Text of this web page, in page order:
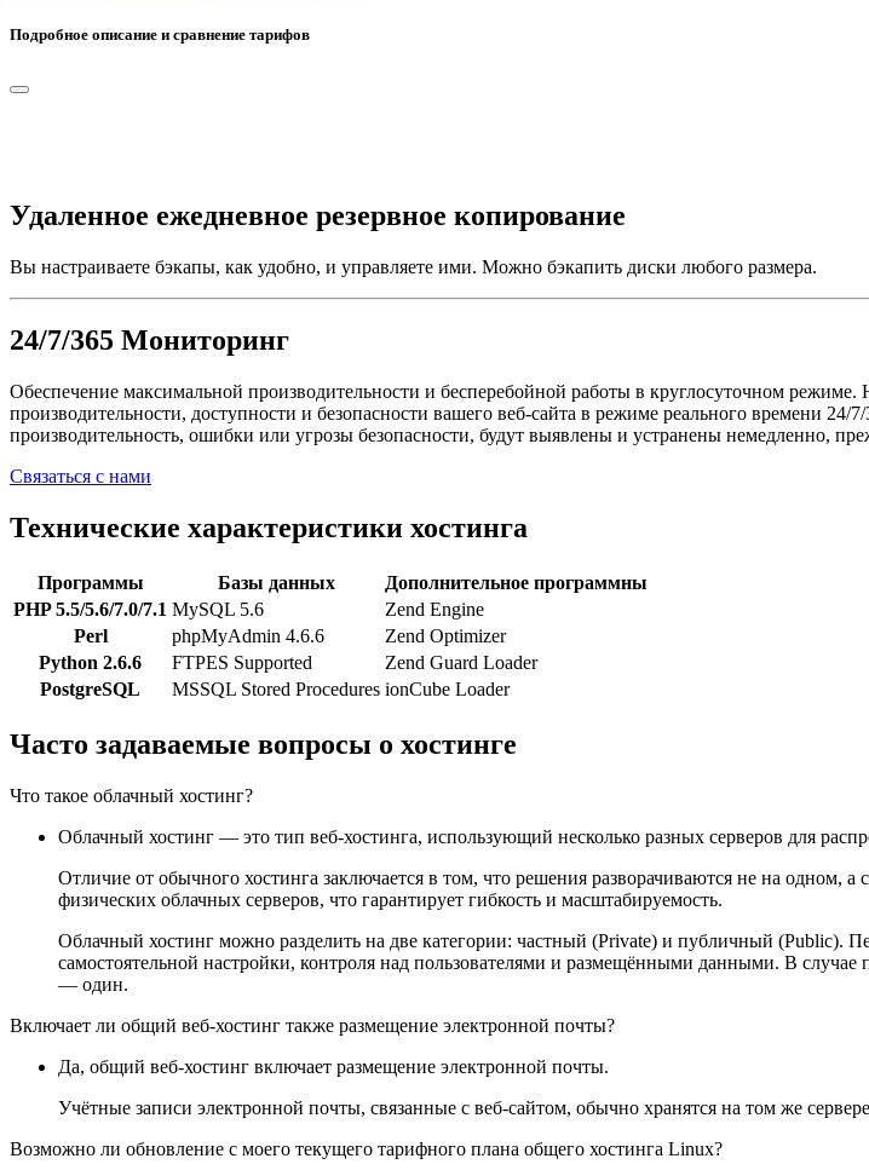
Подробное описание и сравнение тарифов
Удаленное ежедневное резервное копирование
Вы настраиваете бэкапы, как удобно, и управляете ими. Можно бэкапить диски любого размера.
24/7/365 Мониторинг
Обеспечение максимальной производительности и бесперебойной работы в круглосуточном
производительности, доступности и безопасности вашего веб-сайта в режиме реального времени
производительность, ошибки или угрозы безопасности, будут выявлены и устранены немедленно,
Связаться с нами
Технические характеристики хостинга
Программы Базы данных
Дополнительное программны
PHP 5.5/5.6/7.0/7.1 MySQL 5.6
Zend Engine
Perl
phpMyAdmin 4.6.6
Zend Optimizer
Python 2.6.6
FTPES Supported
Zend Guard Loader
PostgreSQL
MSSQL Stored Procedures ionCube Loader
Часто задаваемые вопросы о хостинге
Что такое облачный хостинг?
Облачный хостинг — это тип веб-хостинга, использующий несколько разных серверов для
Отличие от обычного хостинга заключается в том, что решения разворачиваются не на одном,
физических облачных серверов, что гарантирует гибкость и масштабируемость.
Облачный хостинг можно разделить на две категории: частный (Private) и публичный (Public).
самостоятельной настройки, контроля над пользователями и размещёнными данными. В случае
— один.
Включает ли общий веб-хостинг также размещение электронной почты?
Да, общий веб-хостинг включает размещение электронной почты.
Учётные записи электронной почты, связанные с веб-сайтом, обычно хранятся на том же
Возможно ли обновление с моего текущего тарифного плана общего хостинга Linux?